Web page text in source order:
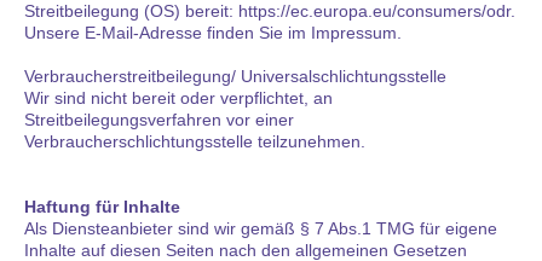
Streitbeilegung (OS) bereit: https://ec.europa.eu/consumers/odr.
Unsere E-Mail-Adresse finden Sie im Impressum.
Verbraucherstreitbeilegung/ Universalschlichtungsstelle
Wir sind nicht bereit oder verpflichtet, an
Streitbeilegungsverfahren vor einer
Verbraucherschlichtungsstelle teilzunehmen.
Haftung für Inhalte
Als Diensteanbieter sind wir gemäß § 7 Abs.1 TMG für eigene
Inhalte auf diesen Seiten nach den allgemeinen Gesetzen